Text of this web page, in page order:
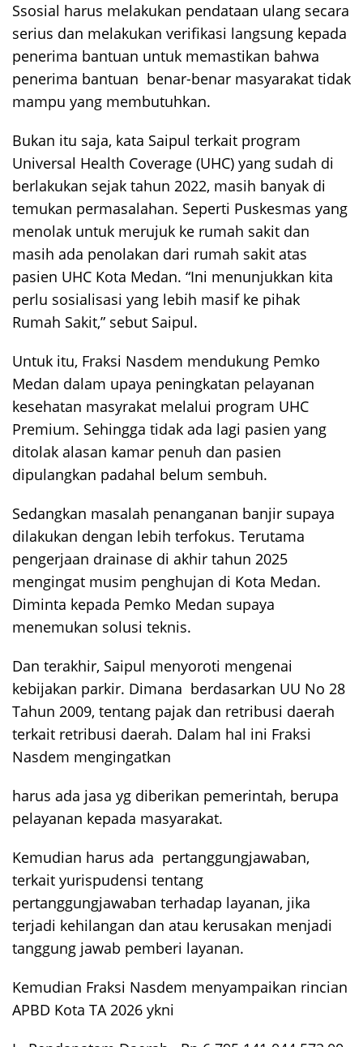
Ssosial harus melakukan pendataan ulang secara
serius dan melakukan verifikasi langsung kepada
penerima bantuan untuk memastikan bahwa
penerima bantuan benar-benar masyarakat tidak
mampu yang membutuhkan.
Bukan itu saja, kata Saipul terkait program
Universal Health Coverage (UHC) yang sudah di
berlakukan sejak tahun 2022, masih banyak di
temukan permasalahan. Seperti Puskesmas yang
menolak untuk merujuk ke rumah sakit dan
masih ada penolakan dari rumah sakit atas
pasien UHC Kota Medan. “Ini menunjukkan kita
perlu sosialisasi yang lebih masif ke pihak
Rumah Sakit,” sebut Saipul.
Untuk itu, Fraksi Nasdem mendukung Pemko
Medan dalam upaya peningkatan pelayanan
kesehatan masyrakat melalui program UHC
Premium. Sehingga tidak ada lagi pasien yang
ditolak alasan kamar penuh dan pasien
dipulangkan padahal belum sembuh.
Sedangkan masalah penanganan banjir supaya
dilakukan dengan lebih terfokus. Terutama
pengerjaan drainase di akhir tahun 2025
mengingat musim penghujan di Kota Medan.
Diminta kepada Pemko Medan supaya
menemukan solusi teknis.
Dan terakhir, Saipul menyoroti mengenai
kebijakan parkir. Dimana berdasarkan UU No 28
Tahun 2009, tentang pajak dan retribusi daerah
terkait retribusi daerah. Dalam hal ini Fraksi
Nasdem mengingatkan
harus ada jasa yg diberikan pemerintah, berupa
pelayanan kepada masyarakat.
Kemudian harus ada pertanggungjawaban,
terkait yurispudensi tentang
pertanggungjawaban terhadap layanan, jika
terjadi kehilangan dan atau kerusakan menjadi
tanggung jawab pemberi layanan.
Kemudian Fraksi Nasdem menyampaikan rincian
APBD Kota TA 2026 ykni